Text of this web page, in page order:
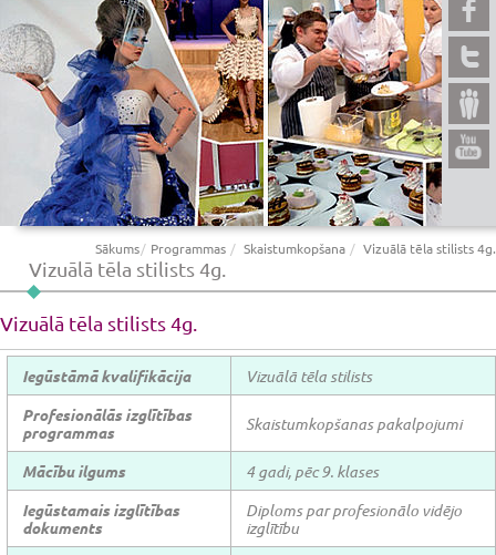
Sākums Programmas Skaistumkopšana Vizuālā tēla stilists 4g.
Vizuālā tēla stilists 4g.
Vizuālā tēla stilists 4g.
Iegūstāmā kvalifikācija
Vizuālā tēla stilists
Profesionālās izglītības
programmas
Skaistumkopšanas pakalpojumi
Mācību ilgums
4 gadi, pēc 9. klases
Iegūstamais izglītības
dokuments
Diploms par profesionālo vidējo
izglītību